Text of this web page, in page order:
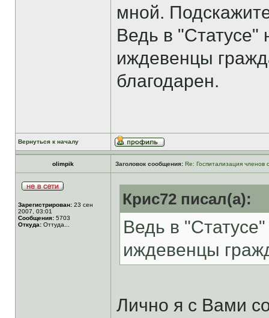
мной.
Ведь в "Статусе"
иждевенцы
благодарен.
Вернуться к началу
olimpik Заголовок сообщения: Re: Госпитализация членов
Зарегистрирован: 23 сен
2007, 03:01
Сообщения: 5703
Откуда: Оттуда...
Крис72 писал(а):
Ведь в
иждевенцы
Лично я с Вами